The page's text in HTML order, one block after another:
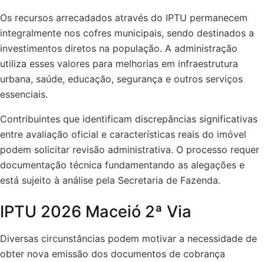
Os recursos arrecadados através do IPTU permanecem
integralmente nos cofres municipais, sendo destinados a
investimentos diretos na população. A administração
utiliza esses valores para melhorias em infraestrutura
urbana, saúde, educação, segurança e outros serviços
essenciais.
Contribuintes que identificam discrepâncias significativas
entre avaliação oficial e características reais do imóvel
podem solicitar revisão administrativa. O processo requer
documentação técnica fundamentando as alegações e
está sujeito à análise pela Secretaria de Fazenda.
IPTU 2026 Maceió 2ª Via
Diversas circunstâncias podem motivar a necessidade de
obter nova emissão dos documentos de cobrança